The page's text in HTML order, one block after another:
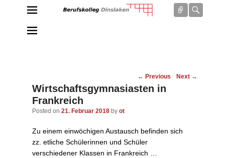
Connect
Post
navigation
← Previous Next →
Wirtschaftsgymnasiasten in
Frankreich
Posted on 21. Februar 2018 by ot
Zu einem einwöchigen Austausch befinden sich
zz. etliche Schülerinnen und Schüler
verschiedener Klassen in Frankreich …